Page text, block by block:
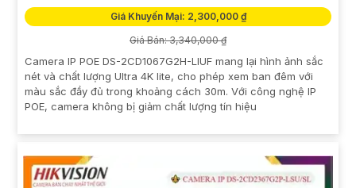
Giá Khuyến Mại: 2,300,000 ₫
Giá Bán: 3,340,000 ₫
Camera IP POE DS-2CD1067G2H-LIUF mang lại hình ảnh sắc
nét và chất lượng Ultra 4K lite, cho phép xem ban đêm với
màu sắc đầy đủ trong khoảng cách 30m. Với công nghệ IP
POE, camera không bị giảm chất lượng tín hiệu